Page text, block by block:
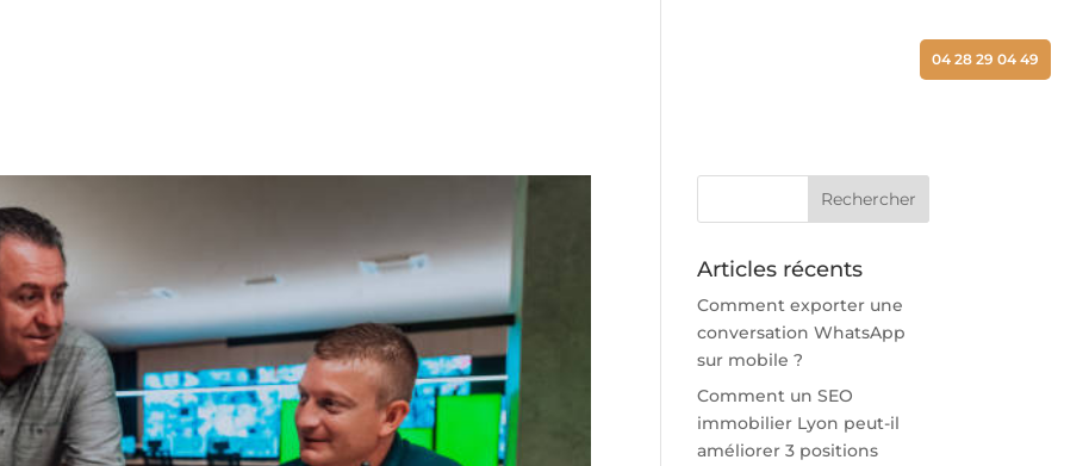
04 28 29 04 49
Articles récents
Comment exporter une
conversation WhatsApp
sur mobile ?
Comment un SEO
immobilier Lyon peut-il
améliorer 3 positions